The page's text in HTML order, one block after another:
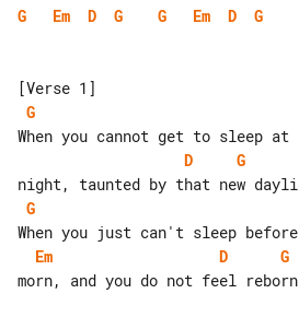
G Em D G G Em D G
G
D
G
G
Em
D
G
morn, and you do not feel reborn